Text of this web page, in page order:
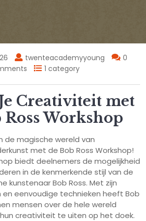
twenteacademyyoung
0
1 category
Creativiteit met
Ross Workshop
de magische wereld van
met de Bob Ross Workshop!
biedt deelnemers de mogelijkheid
in de kenmerkende stijl van de
kunstenaar Bob Ross. Met zijn
eenvoudige technieken heeft Bob
mensen over de hele wereld
creativiteit te uiten op het doek.